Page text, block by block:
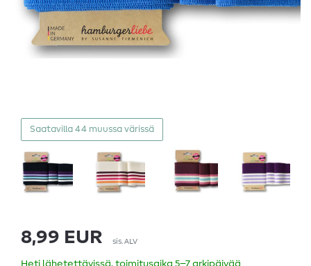
Saatavilla 44 muussa värissä
8,99 EUR sis. ALV
Heti lähetettävissä, toimitusaika 5–7 arkipäivää